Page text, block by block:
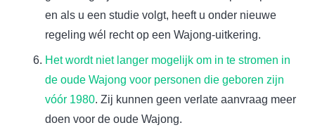
en als u een studie volgt, heeft u onder nieuwe
regeling wél recht op een Wajong-uitkering.
Het wordt niet langer mogelijk om in te stromen in
de oude Wajong voor personen die geboren zijn
vóór 1980. Zij kunnen geen verlate aanvraag meer
doen voor de oude Wajong.